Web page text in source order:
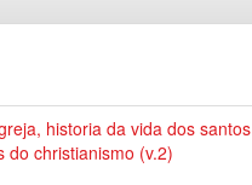
historia da vida dos santos
do christianismo (v.2)